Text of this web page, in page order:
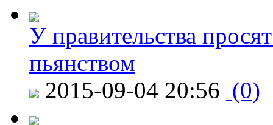
У правительства
пьянством
2015-09-04 20:56 (0)